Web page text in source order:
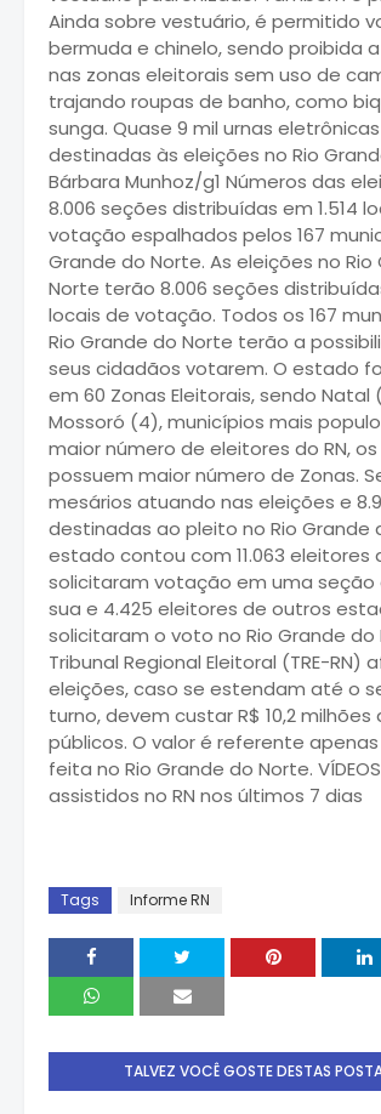
Ainda sobre vestuário, é permitido
bermuda e chinelo, sendo proibida
nas zonas eleitorais sem uso de
trajando roupas de banho, como
sunga. Quase 9 mil urnas
destinadas às eleições no Rio
Bárbara Munhoz/g1 Números das
8.006 seções distribuídas em 1.514
votação espalhados pelos 167
Grande do Norte. As eleições no Rio
Norte terão 8.006 seções
locais de votação. Todos os 167
Rio Grande do Norte terão a
seus cidadãos votarem. O estado
em 60 Zonas Eleitorais, sendo Natal
Mossoró (4), municípios mais
maior número de eleitores do RN,
possuem maior número de Zonas.
mesários atuando nas eleições e
destinadas ao pleito no Rio Grande
estado contou com 11.063 eleitores
solicitaram votação em uma
sua e 4.425 eleitores de outros
solicitaram o voto no Rio Grande do
Tribunal Regional Eleitoral (TRE-RN)
eleições, caso se estendam até o
turno, devem custar R$ 10,2
públicos. O valor é referente
feita no Rio Grande do Norte.
assistidos no RN nos últimos 7 dias
Tags Informe RN
TALVEZ VOCÊ GOSTE DESTAS